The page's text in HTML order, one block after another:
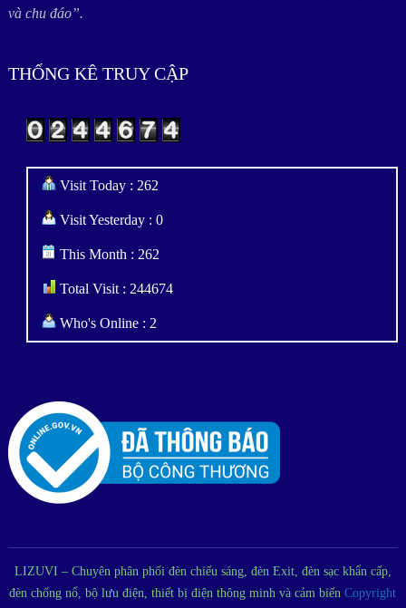
và chu đáo”.
THỐNG KÊ TRUY CẬP
Visit Today : 262
Visit Yesterday : 0
This Month : 262
Total Visit : 244674
Who's Online : 2
LIZUVI – Chuyên phân phối đèn chiếu sáng, đèn Exit, đèn sạc khẩn cấp,
đèn chống nổ, bộ lưu điện, thiết bị điện thông minh và cảm biến Copyright